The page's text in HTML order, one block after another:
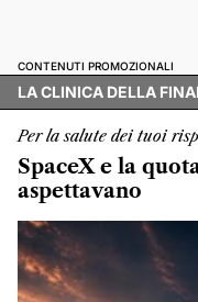
CONTENUTI PROMOZIONALI
LA CLINICA DELLA
Per la salute dei tuoi
SpaceX e la
aspettavano